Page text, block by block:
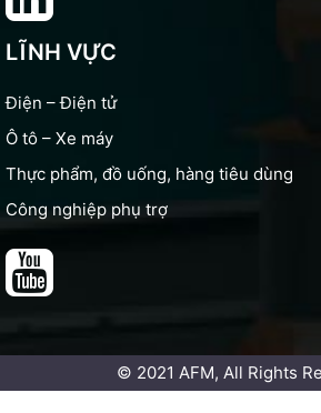
LĨNH VỰC
Điện – Điện tử
Ô tô – Xe máy
Thực phẩm, đồ uống, hàng tiêu dùng
Công nghiệp phụ trợ
© 2021 AFM, All Rights